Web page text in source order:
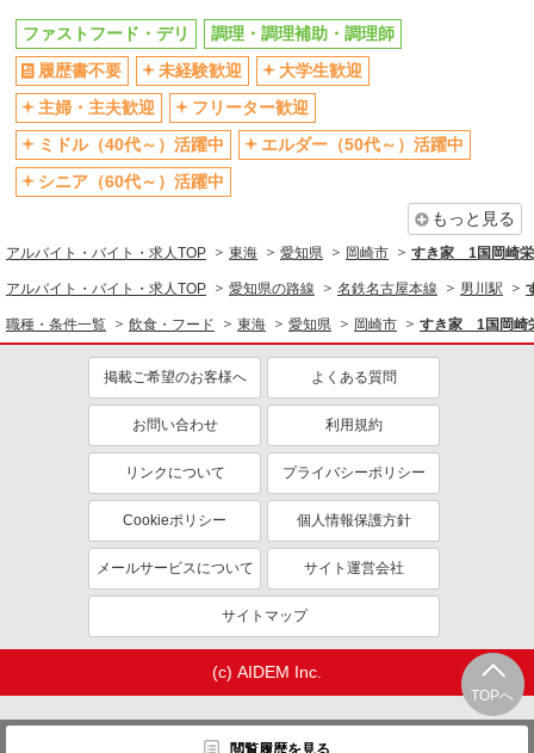
TOPへ
閲覧履歴を見る
ファストフード・デリ
調理・調理補助・調理師
履歴書不要
未経験歓迎
大学生歓迎
主婦・主夫歓迎
フリーター歓迎
ミドル（40代～）活躍中
エルダー（50代～）活躍中
シニア（60代～）活躍中
もっと見る
アルバイト・バイト・求人TOP 東海 愛知県 岡崎市 すき家 1国岡崎栄
アルバイト・バイト・求人TOP 愛知県の路線 名鉄名古屋本線 男川駅
職種・条件一覧 飲食・フード 東海 愛知県 岡崎市 すき家 1国岡崎
掲載ご希望のお客様へ よくある質問
お問い合わせ 利用規約
リンクについて プライバシーポリシー
Cookieポリシー 個人情報保護方針
メールサービスについて サイト運営会社
サイトマップ
(c) AIDEM Inc.